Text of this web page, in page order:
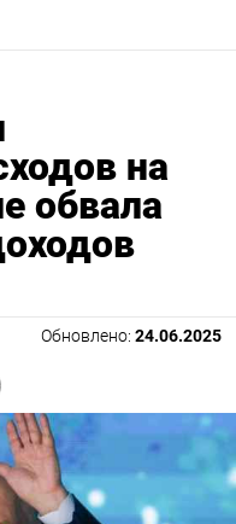
на
обвала
Обновлено: 24.06.2025